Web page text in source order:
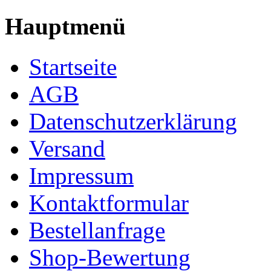
Hauptmenü
Startseite
AGB
Datenschutzerklärung
Versand
Impressum
Kontaktformular
Bestellanfrage
Shop-Bewertung